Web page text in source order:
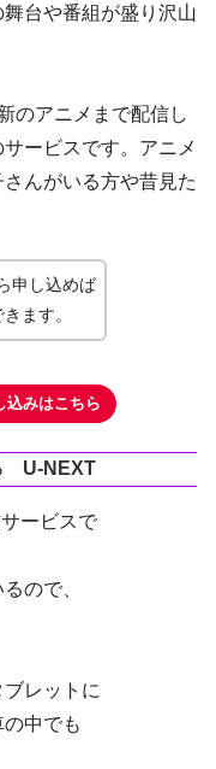
台や番組が盛り沢山
のアニメまで配信し
ービスです。アニメ
んがいる方や昔見た
申し込めば
ます。
込みはこちら
U-NEXT
ービスで
ので、
レットに
中でも